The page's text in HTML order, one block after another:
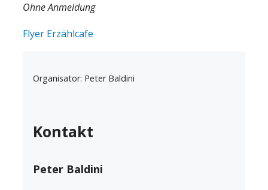
Ohne Anmeldung
Flyer Erzählcafe
Organisator: Peter Baldini
Kontakt
Peter Baldini